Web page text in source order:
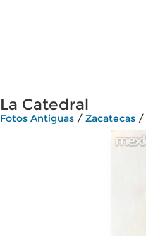
La Catedral
Fotos Antiguas / Zacatecas /